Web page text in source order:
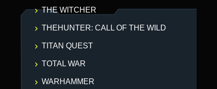
THE WITCHER
THEHUNTER: CALL OF THE WILD
TITAN QUEST
TOTAL WAR
WARHAMMER